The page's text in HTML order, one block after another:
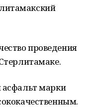
проведения
асфальт марки